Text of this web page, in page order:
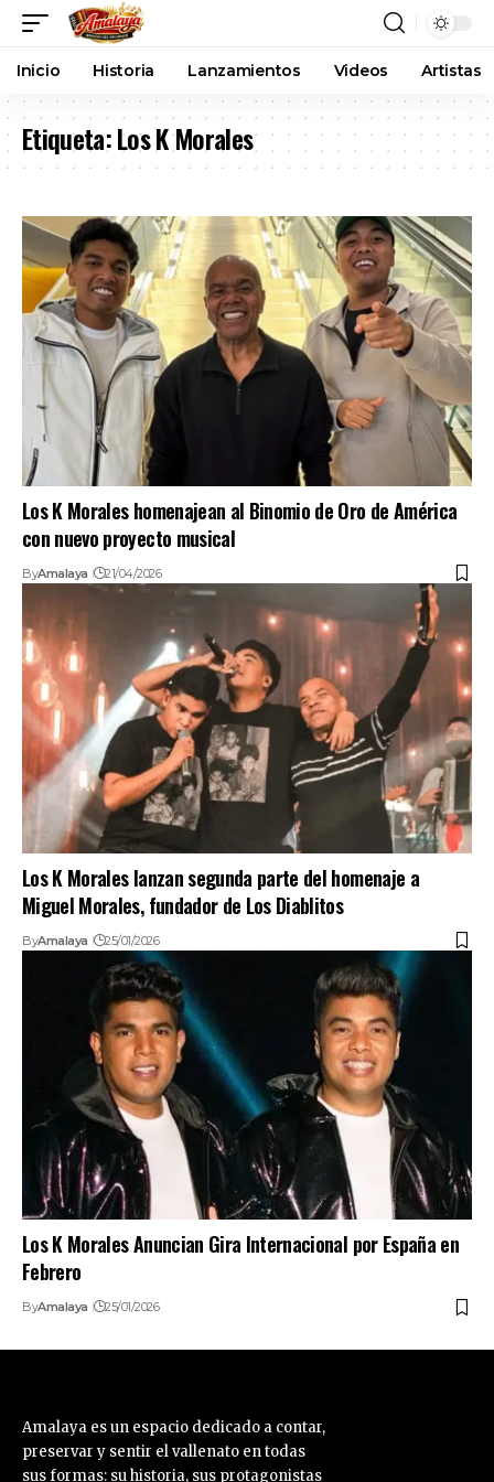
Inicio Historia Lanzamientos Videos Artistas
Etiqueta:Los K Morales
Los K Morales homenajean al Binomio de Oro de América
con nuevo proyecto musical
ByAmalaya 21/04/2026
Los K Morales lanzan segunda parte del homenaje a
Miguel Morales, fundador de Los Diablitos
ByAmalaya 25/01/2026
Los K Morales Anuncian Gira Internacional por España en
Febrero
ByAmalaya 25/01/2026
Amalaya es un espacio dedicado a contar,
preservar y sentir el vallenato en todas
sus formas: su historia, sus protagonistas